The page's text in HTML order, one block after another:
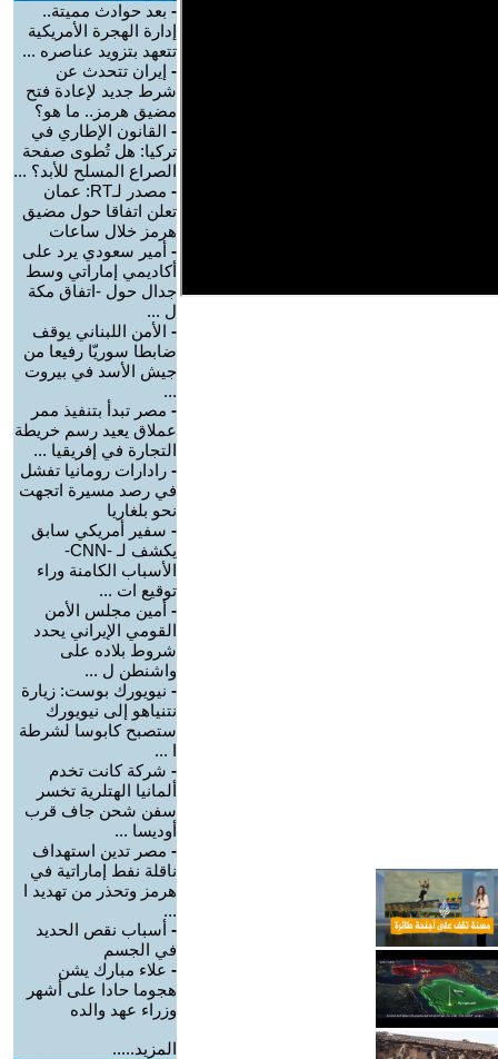
- بعد حوادث مميتة..
إدارة الهجرة الأمريكية
تتعهد بتزويد عناصره ...
- إيران تتحدث عن
شرط جديد لإعادة فتح
مضيق هرمز.. ما هو؟
- القانون الإطاري في
تركيا: هل تُطوى صفحة
الصراع المسلح للأبد؟ ...
-
مصدر لـRT: عمان
تعلن اتفاقا حول مضيق
هرمز خلال ساعات
- أمير سعودي يرد على
أكاديمي إماراتي وسط
جدال حول -اتفاق مكة
ل ...
- الأمن اللبناني يوقف
ضابطا سوريّا رفيعا من
جيش الأسد في بيروت
...
- مصر تبدأ بتنفيذ ممر
عملاق يعيد رسم خريطة
التجارة في إفريقيا ...
- رادارات رومانيا تفشل
في رصد مسيرة اتجهت
نحو بلغاريا
- سفير أمريكي سابق
يكشف لـ -CNN-
الأسباب الكامنة وراء
توقيع ات ...
- أمين مجلس الأمن
القومي الإيراني يحدد
شروط بلاده على
واشنطن ل ...
- نيويورك بوست: زيارة
نتنياهو إلى نيويورك
ستصبح كابوسا لشرطة
ا ...
- شركة كانت تخدم
ألمانيا الهتلرية تخسر
سفن شحن جاف قرب
أوديسا ...
- مصر تدين استهداف
ناقلة نفط إماراتية في
هرمز وتحذر من تهديد ا
...
- أسباب نقص الحديد
في الجسم
- علاء مبارك يشن
هجوما حادا على أشهر
وزراء عهد والده
المزيد.....